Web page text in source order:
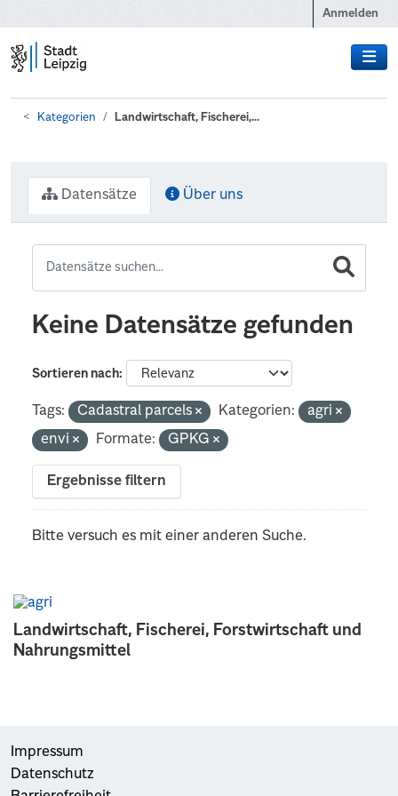
Anmelden
Kategorien Landwirtschaft, Fischerei,...
Landwirtschaft, Fischerei, Forstwirtschaft und
Nahrungsmittel
Datensätze Über uns
Keine Datensätze gefunden
Sortieren nach
Tags: Cadastral parcels Kategorien:
agri
envi
Formate: GPKG
Ergebnisse filtern
Bitte versuch es mit einer anderen Suche.
Impressum
Datenschutz